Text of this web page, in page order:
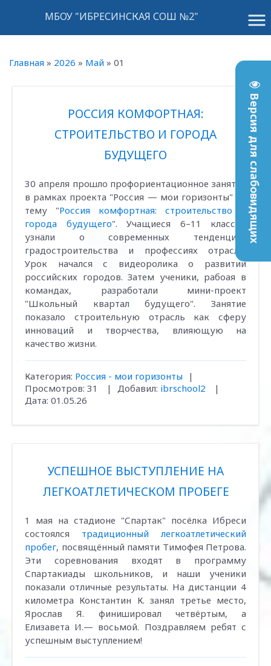
Версия для слабовидящих
menu
МБОУ "ИБРЕСИНСКАЯ СОШ №2"
Главная » 2026 » Май » 01
РОССИЯ КОМФОРТНАЯ:
СТРОИТЕЛЬСТВО И ГОРОДА
БУДУЩЕГО
30 апреля прошло профориентационное занятие
в рамках проекта "Россия — мои горизонты" на
тему "Россия комфортная: строительство и
города будущего". Учащиеся 6–11 классов
узнали о современных тенденциях
градостроительства и профессиях отрасли.
Урок начался с видеоролика о развитии
российских городов. Затем ученики, рабоая в
командах, разработали мини-проект
"Школьный квартал будущего". Занятие
показало строительную отрасль как сферу
инноваций и творчества, влияющую на
качество жизни.
Категория: Россия - мои горизонты
|
Просмотров: 31 | Добавил: ibrschool2
|
Дата: 01.05.26
УСПЕШНОЕ ВЫСТУПЛЕНИЕ НА
ЛЕГКОАТЛЕТИЧЕСКОМ ПРОБЕГЕ
1 мая на стадионе "Спартак" посёлка Ибреси
состоялся традиционный легкоатлетический
пробег, посвящённый памяти Тимофея Петрова.
Эти соревнования входят в программу
Спартакиады школьников, и наши ученики
показали отличные результаты. На дистанции 4
километра Константин К. занял третье место,
Ярослав Я. финишировал четвёртым, а
Елизавета И.— восьмой. Поздравляем ребят с
успешным выступлением!